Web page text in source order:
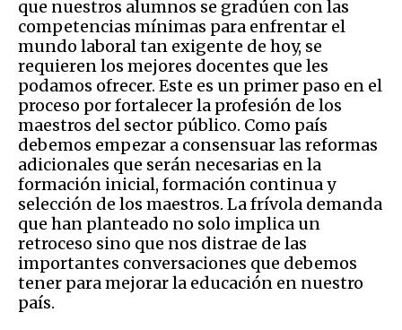
que nuestros alumnos se gradúen con las
competencias mínimas para enfrentar el
mundo laboral tan exigente de hoy, se
requieren los mejores docentes que les
podamos ofrecer. Este es un primer paso en el
proceso por fortalecer la profesión de los
maestros del sector público. Como país
debemos empezar a consensuar las reformas
adicionales que serán necesarias en la
formación inicial, formación continua y
selección de los maestros. La frívola demanda
que han planteado no solo implica un
retroceso sino que nos distrae de las
importantes conversaciones que debemos
tener para mejorar la educación en nuestro
país.